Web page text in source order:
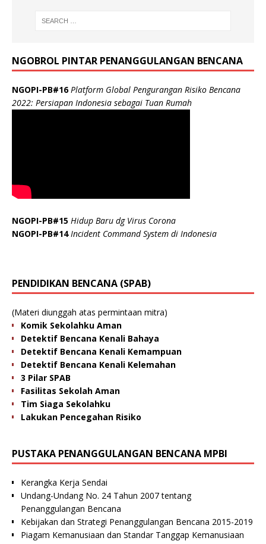
NGOBROL PINTAR PENANGGULANGAN BENCANA
NGOPI-PB#16Platform Global Pengurangan Risiko Bencana
2022: Persiapan Indonesia sebagai Tuan Rumah
NGOPI-PB#15 Hidup Baru dg Virus Corona
NGOPI-PB#14Incident Command System di Indonesia
PENDIDIKAN BENCANA (SPAB)
(Materi diunggah atas permintaan mitra)
Komik Sekolahku Aman
Detektif Bencana Kenali Bahaya
Detektif Bencana Kenali Kemampuan
Detektif Bencana Kenali Kelemahan
3 Pilar SPAB
Fasilitas Sekolah Aman
Tim Siaga Sekolahku
Lakukan Pencegahan Risiko
PUSTAKA PENANGGULANGAN BENCANA MPBI
Kerangka Kerja Sendai
Undang-Undang No. 24 Tahun 2007 tentang
Penanggulangan Bencana
Kebijakan dan Strategi Penanggulangan Bencana 2015-2019
Piagam Kemanusiaan dan Standar Tanggap Kemanusiaan